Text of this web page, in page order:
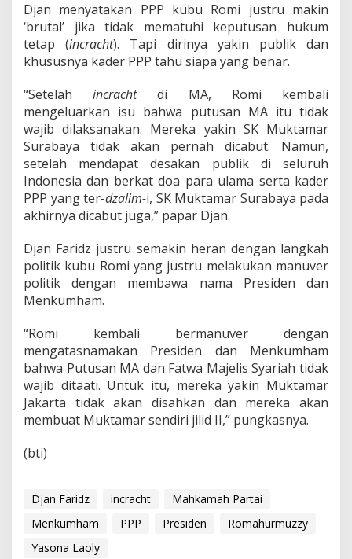
Djan menyatakan PPP kubu Romi justru makin
‘brutal’ jika tidak mematuhi keputusan hukum
tetap (incracht). Tapi dirinya yakin publik dan
khususnya kader PPP tahu siapa yang benar.
“Setelahincrachtdi MA, Romi kembali
mengeluarkan isu bahwa putusan MA itu tidak
wajib dilaksanakan. Mereka yakin SK Muktamar
Surabaya tidak akan pernah dicabut. Namun,
setelah mendapat desakan publik di seluruh
Indonesia dan berkat doa para ulama serta kader
PPP yang ter-dzalim-i, SK Muktamar Surabaya pada
akhirnya dicabut juga,” papar Djan.
Djan Faridz justru semakin heran dengan langkah
politik kubu Romi yang justru melakukan manuver
politik dengan membawa nama Presiden dan
Menkumham.
“Romi kembali bermanuver dengan
mengatasnamakan Presiden dan Menkumham
bahwa Putusan MA dan Fatwa Majelis Syariah tidak
wajib ditaati. Untuk itu, mereka yakin Muktamar
Jakarta tidak akan disahkan dan mereka akan
membuat Muktamar sendiri jilid II,” pungkasnya.
(bti)
Djan Faridz incracht
Mahkamah Partai
Menkumham
PPP Presiden
Romahurmuzzy
Yasona Laoly